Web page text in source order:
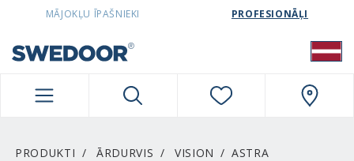
SWEDOORLATVIA NAVIGATION
MĀJOKĻU ĪPAŠNIEKI PROFESIONĀĻI
PRODUKTI ĀRDURVIS VISION ASTRA